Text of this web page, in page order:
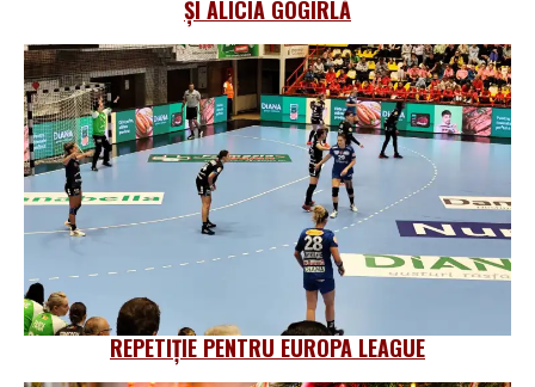
ȘI ALICIA GOGÎRLĂ
REPETIȚIE PENTRU EUROPA LEAGUE